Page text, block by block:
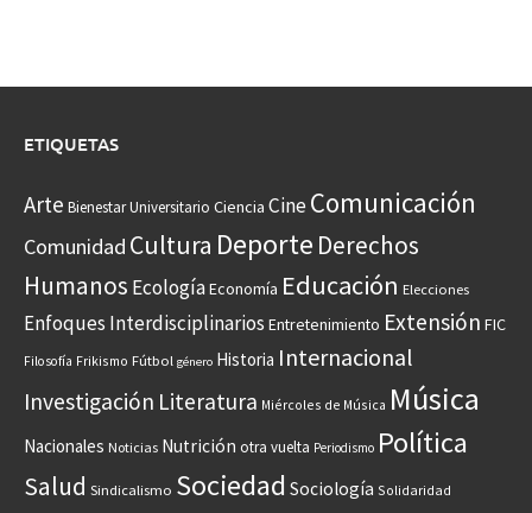
ETIQUETAS
Arte Bienestar Universitario Ciencia CineComunicación
Comunidad Cultura Deporte Derechos
Humanos EcologíaEconomía Educación Elecciones
Enfoques Interdisciplinarios Entretenimiento Extensión FIC
Filosofía Frikismo Fútbol género Historia Internacional
Investigación Literatura Miércoles de Música Música
Nacionales Noticias Nutrición otra vuelta Periodismo Política
Salud Sindicalismo Sociedad Sociología Solidaridad